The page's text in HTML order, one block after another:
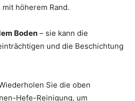
höherem Rand.
Boden – sie kann die
und die Beschichtung
Sie die oben
Hefe-Reinigung, um